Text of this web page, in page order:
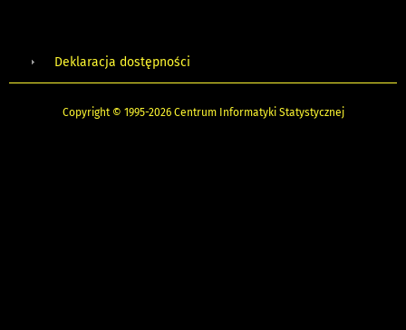
Deklaracja dostępności
Copyright © 1995-2026 Centrum Informatyki Statystycznej